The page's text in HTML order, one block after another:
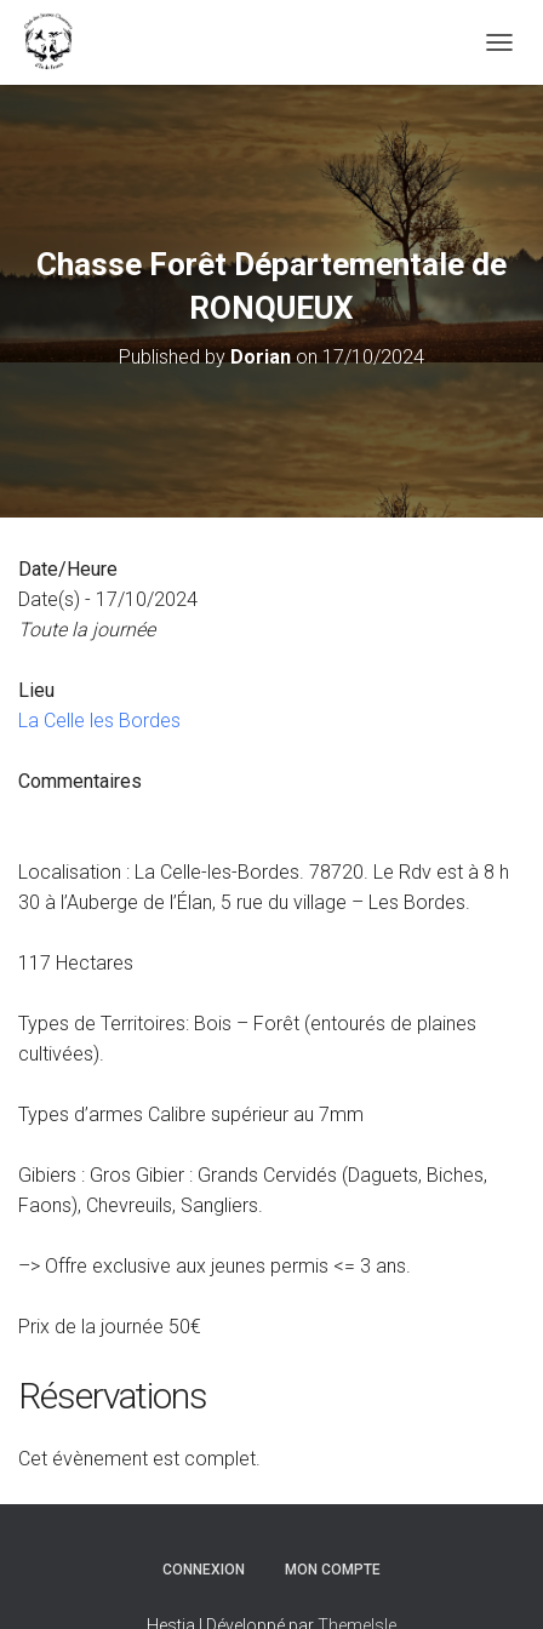
Chasse Forêt Départementale de
RONQUEUX
Published byDorianon17/10/2024
Date/Heure
Date(s) - 17/10/2024
Toute la journée
Lieu
La Celle les Bordes
Commentaires
Localisation : La Celle-les-Bordes. 78720. Le Rdv est à 8 h
30 à l’Auberge de l’Élan, 5 rue du village – Les Bordes.
117 Hectares
Types de Territoires: Bois – Forêt (entourés de plaines
cultivées).
Types d’armes Calibre supérieur au 7mm
Gibiers : Gros Gibier : Grands Cervidés (Daguets, Biches,
Faons), Chevreuils, Sangliers.
–> Offre exclusive aux jeunes permis <= 3 ans.
Prix de la journée 50€
Réservations
Cet évènement est complet.
CONNEXION MON COMPTE